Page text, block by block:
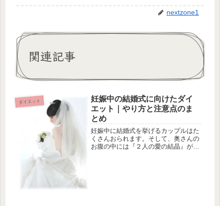
nextzone1
関連記事
ダイエット
妊娠中の結婚式に向けたダイ
エット｜やり方と注意点のま
とめ
妊娠中に結婚式を挙げるカップルはた
くさんおられます。そして、奥さんの
お腹の中には『２人の愛の結晶』が宿